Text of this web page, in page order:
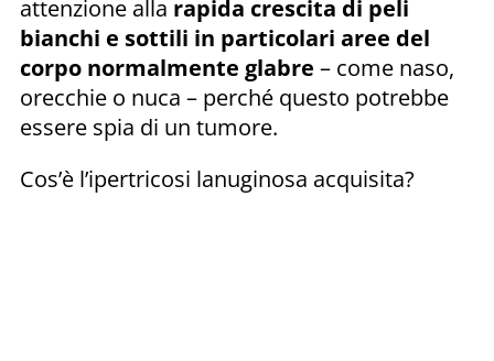
attenzione alla rapida crescita di peli
bianchi e sottili in particolari aree del
corpo normalmente glabre – come naso,
orecchie o nuca – perché questo potrebbe
essere spia di un tumore.
Cos’è l’ipertricosi lanuginosa acquisita?